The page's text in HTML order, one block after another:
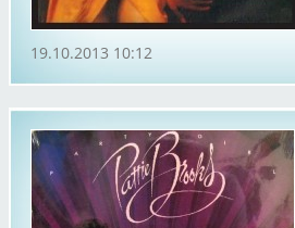
19.10.2013 10:12